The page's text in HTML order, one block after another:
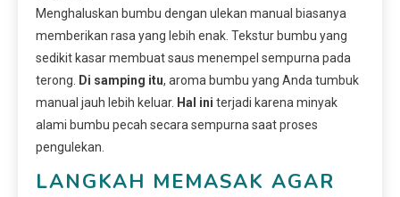
Menghaluskan bumbu dengan ulekan manual biasanya
memberikan rasa yang lebih enak. Tekstur bumbu yang
sedikit kasar membuat saus menempel sempurna pada
terong. Di samping itu, aroma bumbu yang Anda tumbuk
manual jauh lebih keluar. Hal ini terjadi karena minyak
alami bumbu pecah secara sempurna saat proses
pengulekan.
LANGKAH MEMASAK AGAR